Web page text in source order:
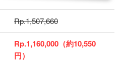
Rp.1,507,660
Rp.1,160,000（約10,550
円）